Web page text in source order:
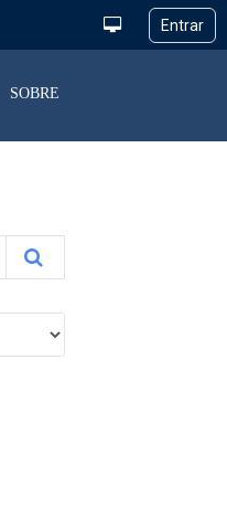
SOBRE